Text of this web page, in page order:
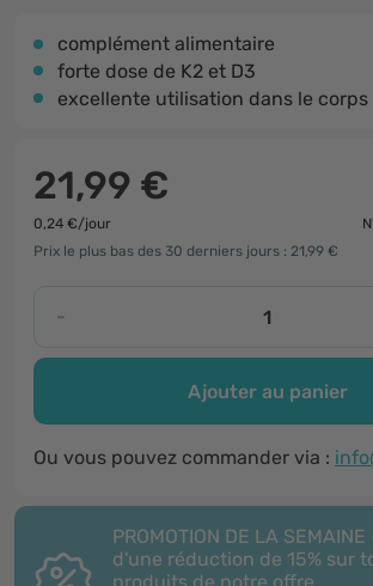
complément alimentaire
forte dose de K2 et D3
excellente utilisation dans le corps
21,99 €
0,24 €/jour
Prix le plus bas des 30 derniers jours : 21,99 €
-
Ajouter au panier
Ou vous pouvez commander via :
PROMOTION DE LA
d'une réduction de 15% sur